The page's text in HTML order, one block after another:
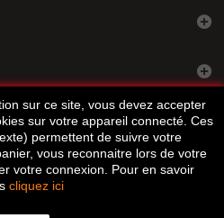
boutique
sur ce site, vous devez accepter
sur votre appareil connecté. Ces
permettent de suivre votre
vous reconnaitre lors de votre
votre connexion. Pour en savoir
cliquez ici